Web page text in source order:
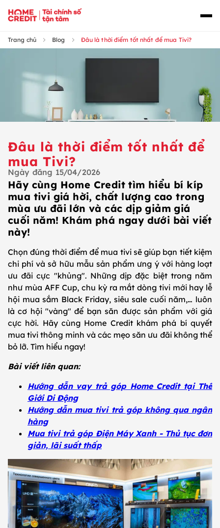
Trang chủ Blog Đâu là thời điểm tốt nhất để mua Tivi?
Đâu là thời điểm tốt nhất để
mua Tivi?
Ngày đăng 15/04/2026
Hãy cùng Home Credit tìm hiểu bí kíp
mua tivi giá hời, chất lượng cao trong
mùa ưu đãi lớn và các dịp giảm giá
cuối năm! Khám phá ngay dưới bài viết
này!
Chọn đúng thời điểm để mua tivi sẽ giúp bạn tiết kiệm
chi phí và sở hữu mẫu sản phẩm ưng ý với hàng loạt
ưu đãi cực "khủng". Những dịp đặc biệt trong năm
như mùa AFF Cup, chu kỳ ra mắt dòng tivi mới hay lễ
hội mua sắm Black Friday, siêu sale cuối năm,… luôn
là cơ hội "vàng" để bạn săn được sản phẩm với giá
cực hời. Hãy cùng Home Credit khám phá bí quyết
mua tivi thông minh và các mẹo săn ưu đãi không thể
bỏ lỡ. Tìm hiểu ngay!
Bài viết liên quan:
Hướng dẫn vay trả góp Home Credit tại Thế
Giới Di Động
Hướng dẫn mua tivi trả góp không qua ngân
hàng
Mua tivi trả góp Điện Máy Xanh - Thủ tục đơn
giản, lãi suất thấp